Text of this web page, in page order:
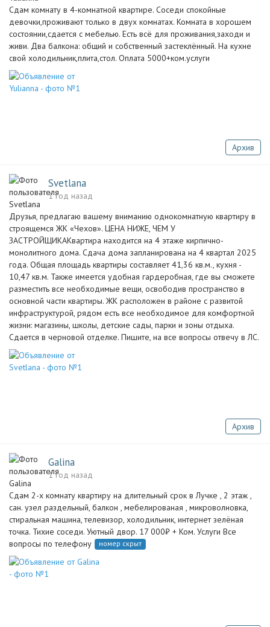
Сдам комнату в 4-комнатной квартире. Соседи спокойные
девочки,проживают только в двух комнатах. Комната в хорошем
состоянии,сдается с мебелью. Есть всё для проживания,заходи и
живи. Два балкона: общий и собственный застеклённый. На кухне
свой холодильник,плита,стол. Оплата 5000+ком.услуги
Архив
Svetlana
1 год назад
Друзья, предлагаю вашему вниманию однокомнатную квартиру в
строящемся ЖК «Чехов». ЦЕНА НИЖЕ, ЧЕМ У
ЗАСТРОЙЩИКАКвартира находится на 4 этаже кирпично-
монолитного дома. Сдача дома запланирована на 4 квартал 2025
года. Общая площадь квартиры составляет 41,36 кв.м., кухня -
10,47 кв.м. Также имеется удобная гардеробная, где вы сможете
разместить все необходимые вещи, освободив пространство в
основной части квартиры. ЖК расположен в районе с развитой
инфраструктурой, рядом есть все необходимое для комфортной
жизни: магазины, школы, детские сады, парки и зоны отдыха.
Сдается в черновой отделке. Пишите, на все вопросы отвечу в ЛС.
Архив
Galina
1 год назад
Сдам 2-х комнату квартиру на длительный срок в Лучке , 2 этаж ,
сан. узел раздельный, балкон , мебелированая , микроволновка,
стиральная машина, телевизор, холодильник, интернет зелёная
точка. Тихие соседи. Уютный двор. 17 000₽ + Ком. Услуги Все
вопросы по телефону
номер скрыт